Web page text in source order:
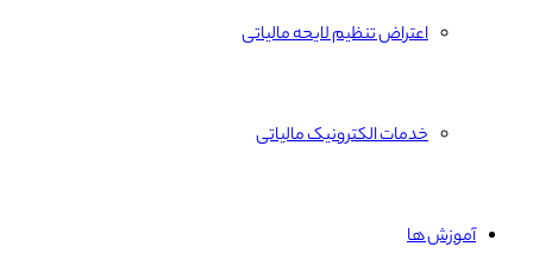
اعتراض تنظیم لایحه مالیاتی
خدمات الکترونیک مالیاتی
آموزش ها